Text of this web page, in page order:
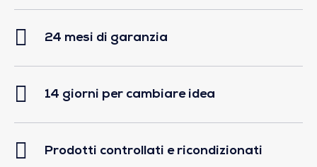
24 mesi di garanzia
14 giorni per cambiare idea
Prodotti controllati e ricondizionati